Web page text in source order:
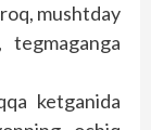
mushtday
ketganida